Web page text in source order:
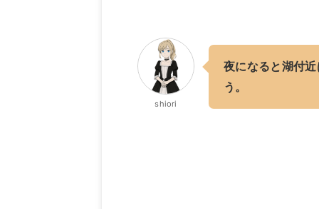
shiori
夜になると湖付
う。